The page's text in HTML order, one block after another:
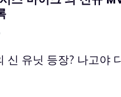
신 유닛 등장? 나고야